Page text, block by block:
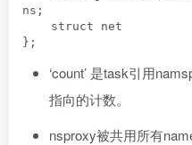
ns;
‘count’ 是task引用
指向的计数。
nsproxy被共用所有